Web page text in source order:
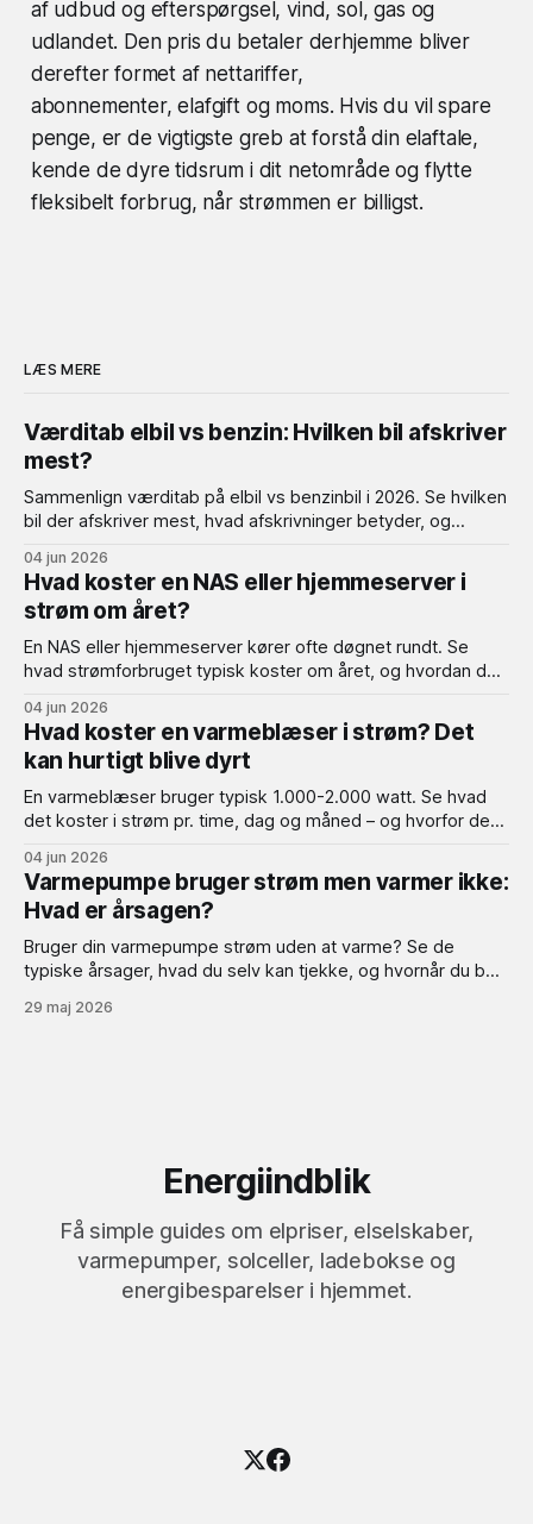
af udbud og efterspørgsel, vind, sol, gas og
udlandet. Den pris du betaler derhjemme bliver
derefter formet af nettariffer,
abonnementer, elafgift og moms. Hvis du vil spare
penge, er de vigtigste greb at forstå din elaftale,
kende de dyre tidsrum i dit netområde og flytte
fleksibelt forbrug, når strømmen er billigst.
LÆS MERE
Værditab elbil vs benzin: Hvilken bil afskriver
mest?
Sammenlign værditab på elbil vs benzinbil i 2026. Se hvilken
bil der afskriver mest, hvad afskrivninger betyder, og
04 jun 2026
Hvad koster en NAS eller hjemmeserver i
strøm om året?
En NAS eller hjemmeserver kører ofte døgnet rundt. Se
hvad strømforbruget typisk koster om året, og hvordan du
04 jun 2026
Hvad koster en varmeblæser i strøm? Det
kan hurtigt blive dyrt
En varmeblæser bruger typisk 1.000-2.000 watt. Se hvad
det koster i strøm pr. time, dag og måned – og hvorfor den
04 jun 2026
Varmepumpe bruger strøm men varmer ikke:
Hvad er årsagen?
Bruger din varmepumpe strøm uden at varme? Se de
typiske årsager, hvad du selv kan tjekke, og hvornår du bør
29 maj 2026
Energiindblik
Få simple guides om elpriser, elselskaber,
varmepumper, solceller, ladebokse og
energibesparelser i hjemmet.